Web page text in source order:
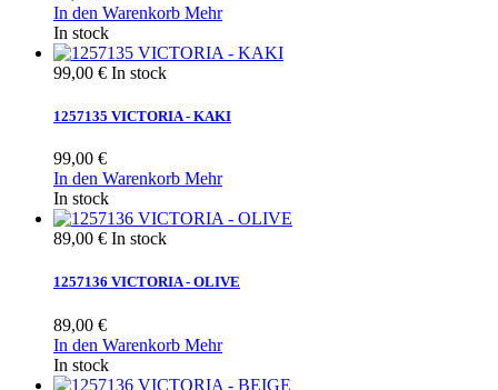
In den Warenkorb Mehr
In stock
99,00 € In stock
1257135 VICTORIA - KAKI
99,00 €
In den Warenkorb Mehr
In stock
89,00 € In stock
1257136 VICTORIA - OLIVE
89,00 €
In den Warenkorb Mehr
In stock